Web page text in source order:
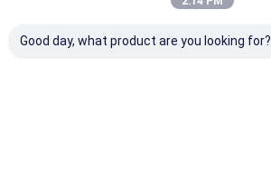
일광 감지기
Good day, what product are you looking for?